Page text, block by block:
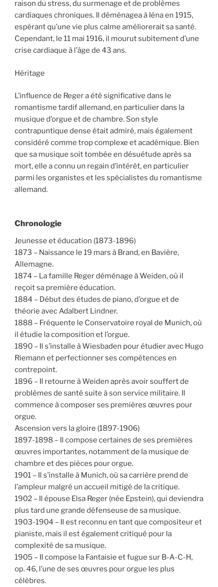
raison du stress, du surmenage et de problèmes
cardiaques chroniques. Il déménagea à Iéna en 1915,
espérant qu’une vie plus calme améliorerait sa santé.
Cependant, le 11 mai 1916, il mourut subitement d’une
crise cardiaque à l’âge de 43 ans.
Héritage
L’influence de Reger a été significative dans le
romantisme tardif allemand, en particulier dans la
musique d’orgue et de chambre. Son style
contrapuntique dense était admiré, mais également
considéré comme trop complexe et académique. Bien
que sa musique soit tombée en désuétude après sa
mort, elle a connu un regain d’intérêt, en particulier
parmi les organistes et les spécialistes du romantisme
allemand.
Chronologie
Jeunesse et éducation (1873-1896)
1873 – Naissance le 19 mars à Brand, en Bavière,
Allemagne.
1874 – La famille Reger déménage à Weiden, où il
reçoit sa première éducation.
1884 – Début des études de piano, d’orgue et de
théorie avec Adalbert Lindner.
1888 – Fréquente le Conservatoire royal de Munich, où
il étudie la composition et l’orgue.
1890 – Il s’installe à Wiesbaden pour étudier avec Hugo
Riemann et perfectionner ses compétences en
contrepoint.
1896 – Il retourne à Weiden après avoir souffert de
problèmes de santé suite à son service militaire. Il
commence à composer ses premières œuvres pour
orgue.
Ascension vers la gloire (1897-1906)
1897-1898 – Il compose certaines de ses premières
œuvres importantes, notamment de la musique de
chambre et des pièces pour orgue.
1901 – Il s’installe à Munich, où sa carrière prend de
l’ampleur malgré un accueil mitigé de la critique.
1902 – Il épouse Elsa Reger (née Epstein), qui deviendra
plus tard une grande défenseuse de sa musique.
1903-1904 – Il est reconnu en tant que compositeur et
pianiste, mais il est également critiqué pour la
complexité de sa musique.
1905 – Il compose la Fantaisie et fugue sur B-A-C-H,
op. 46, l’une de ses œuvres pour orgue les plus
célèbres.